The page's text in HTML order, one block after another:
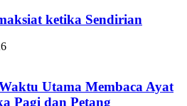
ketika Sendirian
Utama Membaca Ayat
Pagi dan Petang